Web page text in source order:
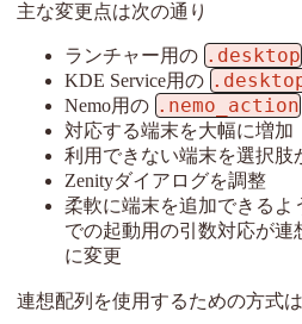
主な変更点は次の通り
ランチャー用の .desktop
KDE Service用の
Nemo用の .nemo_action
対応する端末を大幅に増加
利用できない端末を選択肢
Zenityダイアログを調整
柔軟に端末を追加できるよ
での起動用の引数対応が連
に変更
連想配列を使用するための方式